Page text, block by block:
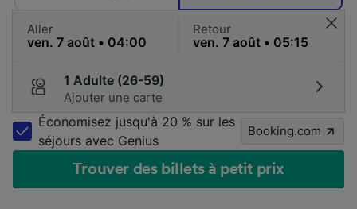
Aller Retour
1 Adulte (26-59)
Ajouter une carte
Économisez jusqu'à 20 % sur les
séjours avec Genius
Booking.com
Trouver des billets à petit prix